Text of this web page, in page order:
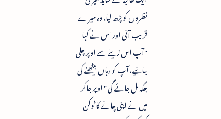
نظروں کو پڑھ لیا، وہ میرے
قریب آئی اور اس نے کہا
"آپ اس زینے سے اوپر چلی
جائیے ،آپ کو وہاں بیٹھنے کی
جگہ مل جائے گی " اوپر جاکر
میں نے اپنی چائے کا ٹوکن